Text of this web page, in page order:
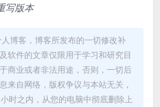
写版本
博客，博客所发布的一切修改补
软件的文章仅限用于学习和研究目
商业或者非法用途，否则，一切后
来自网络，版权争议与本站无关，
时之内，从您的电脑中彻底删除上